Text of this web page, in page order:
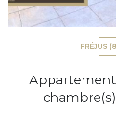
FRÉJUS
Appartement 3 pièce(s) 2